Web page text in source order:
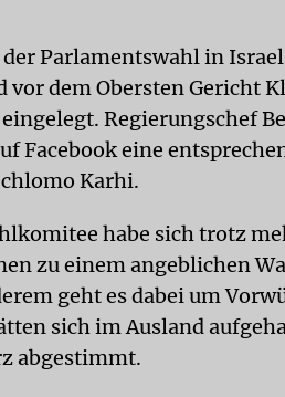
Parlamentswahl in
dem Obersten Gericht
Regierungschef
Facebook eine
Karhi.
habe sich trotz
zu einem angeblichen
geht es dabei um
sich im Ausland
abgestimmt.